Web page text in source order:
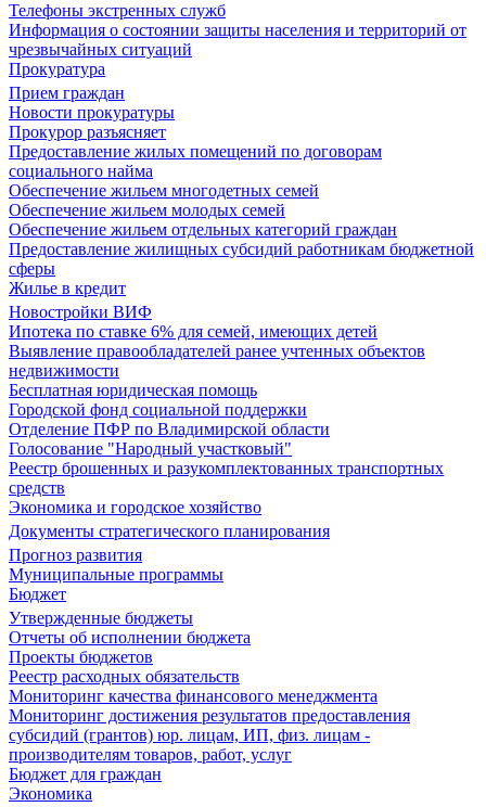
Телефоны экстренных служб
Информация о состоянии защиты населения и территорий от
чрезвычайных ситуаций
Прокуратура
Прием граждан
Новости прокуратуры
Прокурор разъясняет
Предоставление жилых помещений по договорам
социального найма
Обеспечение жильем многодетных семей
Обеспечение жильем молодых семей
Обеспечение жильем отдельных категорий граждан
Предоставление жилищных субсидий работникам бюджетной
сферы
Жилье в кредит
Новостройки ВИФ
Ипотека по ставке 6% для семей, имеющих детей
Выявление правообладателей ранее учтенных объектов
недвижимости
Бесплатная юридическая помощь
Городской фонд социальной поддержки
Отделение ПФР по Владимирской области
Голосование "Народный участковый"
Реестр брошенных и разукомплектованных транспортных
средств
Экономика и городское хозяйство
Документы стратегического планирования
Прогноз развития
Муниципальные программы
Бюджет
Утвержденные бюджеты
Отчеты об исполнении бюджета
Проекты бюджетов
Реестр расходных обязательств
Мониторинг качества финансового менеджмента
Мониторинг достижения результатов предоставления
субсидий (грантов) юр. лицам, ИП, физ. лицам -
производителям товаров, работ, услуг
Бюджет для граждан
Экономика